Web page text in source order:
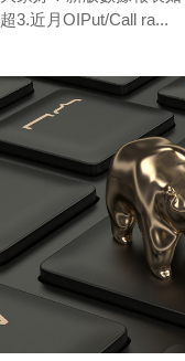
超3.近月OIPut/Call ra...